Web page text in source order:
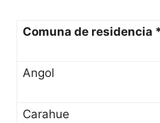
Comuna de residencia *
Angol
Carahue